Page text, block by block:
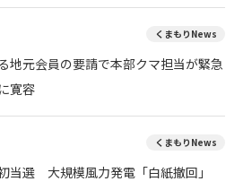
くまもりNews
地元会員の要請で本部クマ担当が緊急
寛容
くまもりNews
当選 大規模風力発電「白紙撤回」